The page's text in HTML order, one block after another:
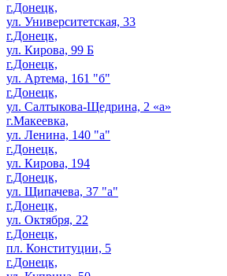
г.Донецк,
ул. Университетская, 33
г.Донецк,
ул. Кирова, 99 Б
г.Донецк,
ул. Артема, 161 "б"
г.Донецк,
ул. Салтыкова-Щедрина, 2 «а»
г.Макеевка,
ул. Ленина, 140 "а"
г.Донецк,
ул. Кирова, 194
г.Донецк,
ул. Щипачева, 37 "а"
г.Донецк,
ул. Октября, 22
г.Донецк,
пл. Конституции, 5
г.Донецк,